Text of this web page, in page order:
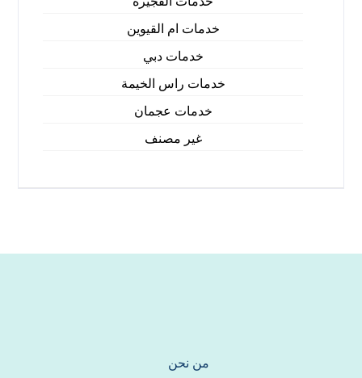
خدمات ام القيوين
خدمات دبي
خدمات راس الخيمة
خدمات عجمان
غير مصنف
من نحن